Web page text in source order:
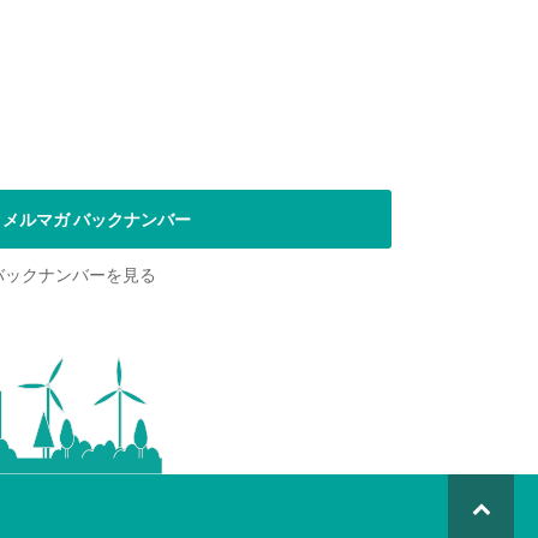
メルマガ バックナンバー
ックナンバーを見る